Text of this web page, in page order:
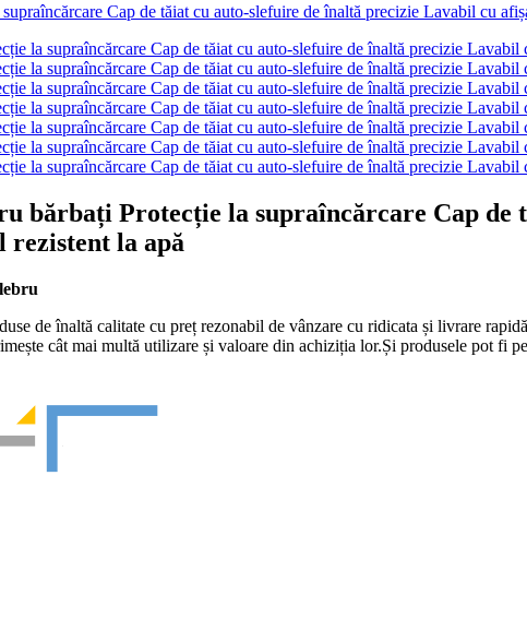
bărbați Protecție la supraîncărcare Cap
rezistent la apă
de înaltă calitate cu preț rezonabil de vânzare cu ridicata și livrare
cât mai multă utilizare și valoare din achiziția lor.Și produsele pot fi